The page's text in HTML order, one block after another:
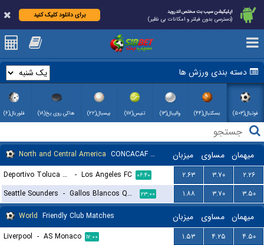
اپلیکیشن سیب بت مختص اندروید
(دسترسی بدون فیلتر و امکانات بی نظیر)
برای دانلود کلیک کنید
دسته بندی ورزش ها
فوتبال(۵۰۳) بسکتبال(۴۴) والیبال(۱۳) تنیس(۱۱۷) بیسبال(۲۲) هاکی روی یخ(۱۸) فلوربال(۶)
North and Central America CONCACAF Leagues Cup میزبان مساوی میهمان
Deportivo Toluca FC - Los Angeles FC ۰۶:۴۰ ۲.۶۳ ۳.۷۰
۲.۲۶
Seattle Sounders - Gallos Blancos Queretaro ۲۳:۰۰ ۱.۸۸ ۳.۷۰
۳.۵۰
World Friendly Club Matches میزبان مساوی میهمان
Liverpool - AS Monaco ۱۷:۰۰ ۱.۵۳ ۴.۲۵
۴.۵۰